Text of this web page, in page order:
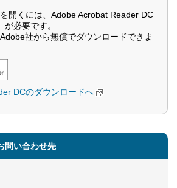
開くには、Adobe Acrobat Reader DC
が必要です。
社から無償でダウンロードできま
DCのダウンロードへ
問い合わせ先